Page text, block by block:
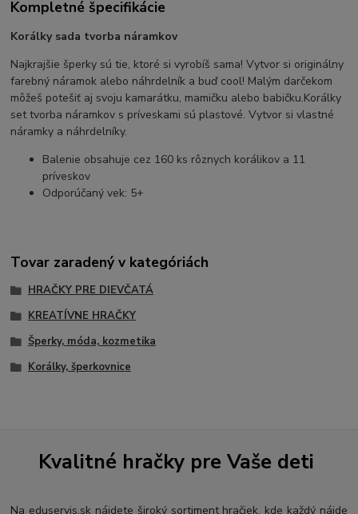
Kompletné špecifikácie
Korálky sada tvorba náramkov
Najkrajšie šperky sú tie, ktoré si vyrobíš sama! Vytvor si originálny
farebný náramok alebo náhrdelník a buď cool! Malým darčekom
môžeš potešiť aj svoju kamarátku, mamičku alebo babičku.Korálky
set tvorba náramkov s príveskami sú plastové. Vytvor si vlastné
náramky a náhrdelníky.
Balenie obsahuje cez 160 ks rôznych korálikov a 11
príveskov
Odporúčaný vek: 5+
Tovar zaradený v kategóriách
HRAČKY PRE DIEVČATÁ
KREATÍVNE HRAČKY
Šperky, móda, kozmetika
Korálky, šperkovnice
Kvalitné hračky pre Vaše deti
Na eduservis.sk nájdete široký sortiment hračiek, kde každý nájde